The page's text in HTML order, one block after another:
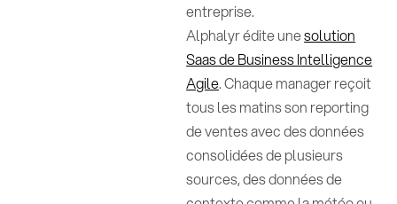
entreprise.
Alphalyr édite unesolution
Saas de Business Intelligence
Agile. Chaque manager reçoit
tous les matins son reporting
de ventes avec des données
consolidées de plusieurs
sources, des données de